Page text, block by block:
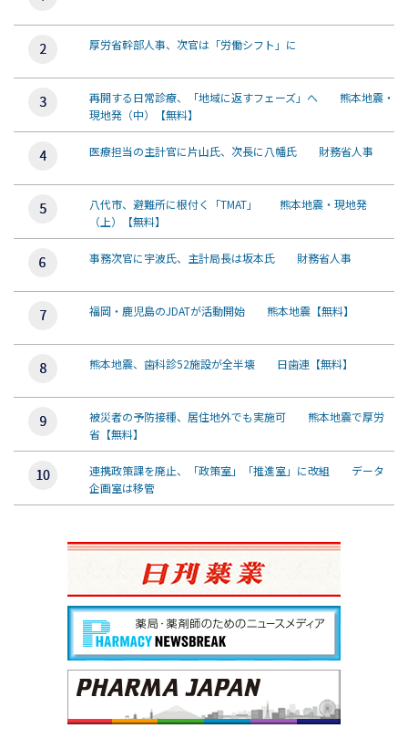
厚労省幹部人事、次官は「労働シフト」に
再開する日常診療、「地域に返すフェーズ」へ 熊本地震・
現地発（中）【無料】
医療担当の主計官に片山氏、次長に八幡氏 財務省人事
八代市、避難所に根付く「TMAT」 熊本地震・現地発
（上）【無料】
事務次官に宇波氏、主計局長は坂本氏 財務省人事
福岡・鹿児島のJDATが活動開始 熊本地震【無料】
熊本地震、歯科診52施設が全半壊 日歯連【無料】
被災者の予防接種、居住地外でも実施可 熊本地震で厚労
省【無料】
連携政策課を廃止、「政策室」「推進室」に改組 データ
企画室は移管